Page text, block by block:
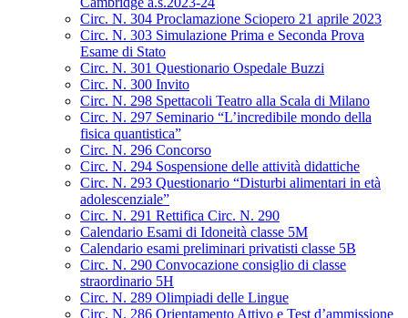
Circ. N. 304 Proclamazione Sciopero 21 aprile 2023
Circ. N. 303 Simulazione Prima e Seconda Prova
Esame di Stato
Circ. N. 301 Questionario Ospedale Buzzi
Circ. N. 300 Invito
Circ. N. 298 Spettacoli Teatro alla Scala di Milano
Circ. N. 297 Seminario “L’incredibile mondo della
fisica quantistica”
Circ. N. 296 Concorso
Circ. N. 294 Sospensione delle attività didattiche
Circ. N. 293 Questionario “Disturbi alimentari in età
adolescenziale”
Circ. N. 291 Rettifica Circ. N. 290
Calendario Esami di Idoneità classe 5M
Calendario esami preliminari privatisti classe 5B
Circ. N. 290 Convocazione consiglio di classe
straordinario 5H
Circ. N. 289 Olimpiadi delle Lingue
Circ. N. 286 Orientamento Attivo e Test d’ammissione